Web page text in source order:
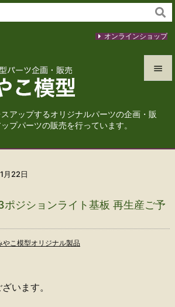
アップするオリジナルパーツの企画・販
プパーツの販売を行っています。




オンラインショップ
月22日
ポジションライト基板 再生産ご予
やこ模型オリジナル製品
います。